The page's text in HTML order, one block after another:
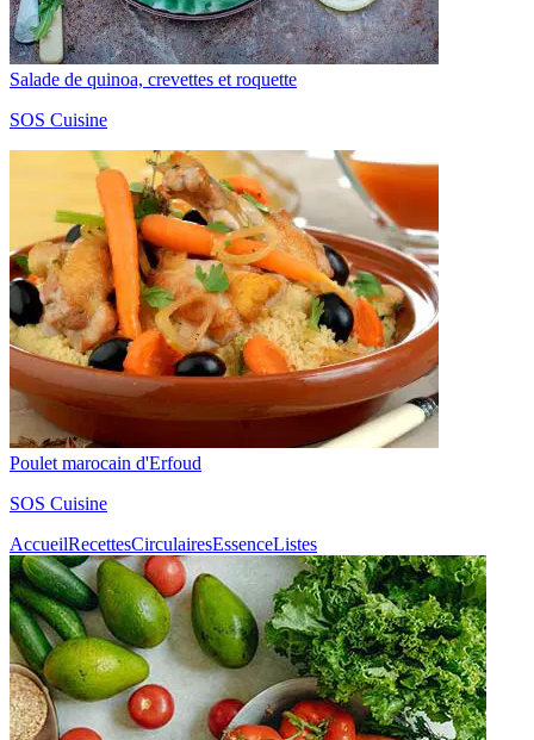
Salade de quinoa, crevettes et roquette
SOS Cuisine
Poulet marocain d'Erfoud
SOS Cuisine
AccueilRecettesCirculairesEssenceListes